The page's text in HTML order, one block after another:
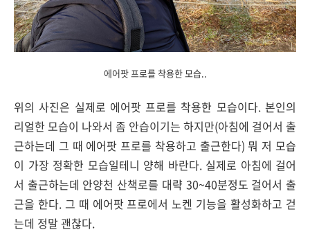
에어팟 프로를 착용한 모습..
위의 사진은 실제로 에어팟 프로를 착용한 모습이다. 본인의
리얼한 모습이 나와서 좀 안습이기는 하지만(아침에 걸어서 출
근하는데 그 때 에어팟 프로를 착용하고 출근한다) 뭐 저 모습
이 가장 정확한 모습일테니 양해 바란다. 실제로 아침에 걸어
서 출근하는데 안양천 산책로를 대략 30~40분정도 걸어서 출
근을 한다. 그 때 에어팟 프로에서 노켄 기능을 활성화하고 걷
는데 정말 괜찮다.